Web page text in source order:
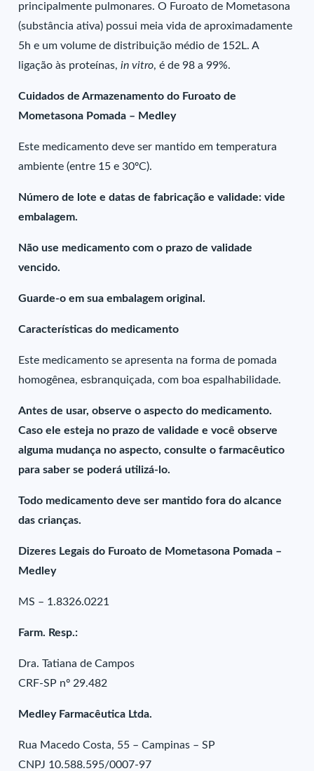
principalmente pulmonares. O Furoato de Mometasona
(substância ativa) possui meia vida de aproximadamente
5h e um volume de distribuição médio de 152L. A
ligação às proteínas,in vitro, é de 98 a 99%.
Cuidados de Armazenamento do Furoato de
Mometasona Pomada – Medley
Este medicamento deve ser mantido em temperatura
ambiente (entre 15 e 30ºC).
Número de lote e datas de fabricação e validade: vide
embalagem.
Não use medicamento com o prazo de validade
vencido.
Guarde-o em sua embalagem original.
Características do medicamento
Este medicamento se apresenta na forma de pomada
homogênea, esbranquiçada, com boa espalhabilidade.
Antes de usar, observe o aspecto do medicamento.
Caso ele esteja no prazo de validade e você observe
alguma mudança no aspecto, consulte o farmacêutico
para saber se poderá utilizá-lo.
Todo medicamento deve ser mantido fora do alcance
das crianças.
Dizeres Legais do Furoato de Mometasona Pomada –
Medley
MS – 1.8326.0221
Farm. Resp.:
Dra. Tatiana de Campos
CRF-SP nº 29.482
Medley Farmacêutica Ltda.
Rua Macedo Costa, 55 – Campinas – SP
CNPJ 10.588.595/0007-97